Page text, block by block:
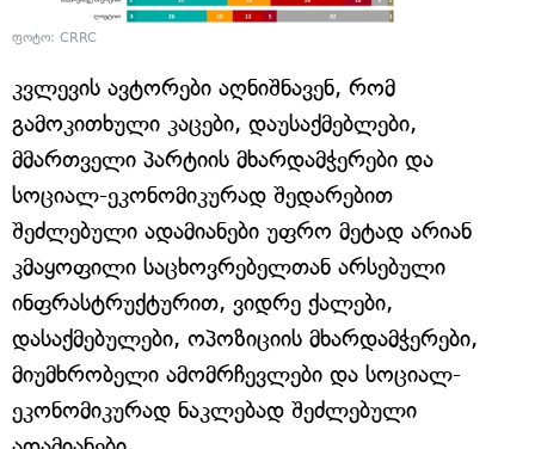
ფოტო: CRRC
კვლევის ავტორები აღნიშნავენ, რომ
გამოკითხული კაცები, დაუსაქმებლები,
მმართველი პარტიის მხარდამჭერები და
სოციალ-ეკონომიკურად შედარებით
შეძლებული ადამიანები უფრო მეტად არიან
კმაყოფილი საცხოვრებელთან არსებული
ინფრასტრუქტურით, ვიდრე ქალები,
დასაქმებულები, ოპოზიციის მხარდამჭერები,
მიუმხრობელი ამომრჩევლები და სოციალ-
ეკონომიკურად ნაკლებად შეძლებული